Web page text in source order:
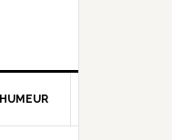
HUMEUR